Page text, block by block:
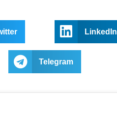
LinkedIn
Telegram